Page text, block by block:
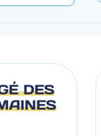
DES